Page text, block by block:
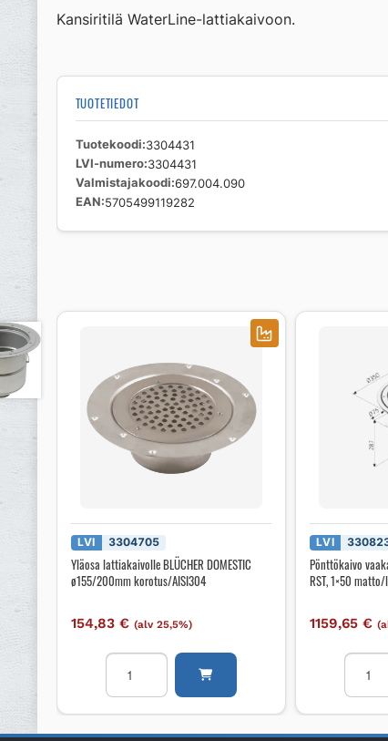
Kansiritilä WaterLine-lattiakaivoon.
TUOTETIEDOT
Tuotekoodi 3304431
LVI-numero 3304431
Valmistajakoodi 697.004.090
EAN 5705499119282
LVI 3304705
Yläosa lattiakaivolle BLÜCHER DOMESTIC
ø155/200mm korotus/AISI304
154,83€ (alv 25,5%)
Yläosa
lattiakaivolle
BLÜCHER
LVI
Pönttökaivo
RST, 1×50
1159,65€
lisäl.